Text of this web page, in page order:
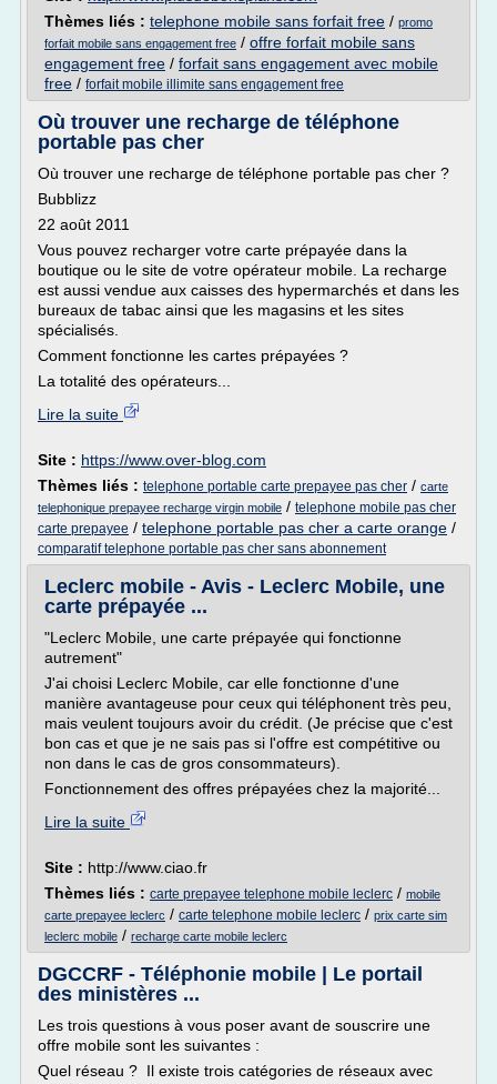
Thèmes liés : telephone mobile sans forfait free / promo
forfait mobile sans engagement free / offre forfait mobile sans
engagement free / forfait sans engagement avec mobile
free / forfait mobile illimite sans engagement free
Où trouver une recharge de téléphone
portable pas cher
Où trouver une recharge de téléphone portable pas cher ?
Bubblizz
22 août 2011
Vous pouvez recharger votre carte prépayée dans la
boutique ou le site de votre opérateur mobile. La recharge
est aussi vendue aux caisses des hypermarchés et dans les
bureaux de tabac ainsi que les magasins et les sites
spécialisés.
Comment fonctionne les cartes prépayées ?
La totalité des opérateurs...
Lire la suite
Site : https://www.over-blog.com
Thèmes liés : telephone portable carte prepayee pas cher / carte
telephonique prepayee recharge virgin mobile / telephone mobile pas cher
carte prepayee / telephone portable pas cher a carte orange /
comparatif telephone portable pas cher sans abonnement
Leclerc mobile - Avis - Leclerc Mobile, une
carte prépayée ...
"Leclerc Mobile, une carte prépayée qui fonctionne
autrement"
J'ai choisi Leclerc Mobile, car elle fonctionne d'une
manière avantageuse pour ceux qui téléphonent très peu,
mais veulent toujours avoir du crédit. (Je précise que c'est
bon cas et que je ne sais pas si l'offre est compétitive ou
non dans le cas de gros consommateurs).
Fonctionnement des offres prépayées chez la majorité...
Lire la suite
Site : http://www.ciao.fr
Thèmes liés : carte prepayee telephone mobile leclerc / mobile
carte prepayee leclerc / carte telephone mobile leclerc / prix carte sim
leclerc mobile / recharge carte mobile leclerc
DGCCRF - Téléphonie mobile | Le portail
des ministères ...
Les trois questions à vous poser avant de souscrire une
offre mobile sont les suivantes :
Quel réseau ? Il existe trois catégories de réseaux avec